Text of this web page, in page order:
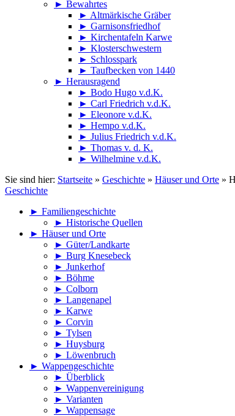
► Bewahrtes
► Altmärkische Gräber
► Garnisonsfriedhof
► Kirchentafeln Karwe
► Klosterschwestern
► Schlosspark
► Taufbecken von 1440
► Herausragend
► Bodo Hugo v.d.K.
► Carl Friedrich v.d.K.
► Eleonore v.d.K.
► Hempo v.d.K.
► Julius Friedrich v.d.K.
► Thomas v. d. K.
► Wilhelmine v.d.K.
Sie sind hier: Startseite » Geschichte » Häuser und Orte »
Geschichte
► Familiengeschichte
► Historische Quellen
► Häuser und Orte
► Güter/Landkarte
► Burg Knesebeck
► Junkerhof
► Böhme
► Colborn
► Langenapel
► Karwe
► Corvin
► Tylsen
► Huysburg
► Löwenbruch
► Wappengeschichte
► Überblick
► Wappenvereinigung
► Varianten
► Wappensage